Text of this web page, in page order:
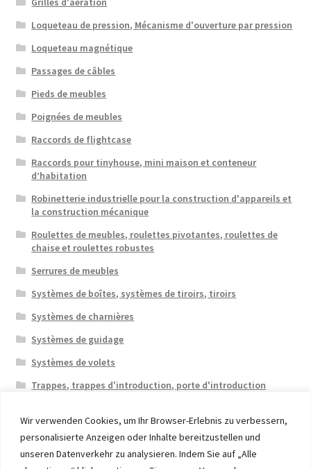
Wir verwenden Cookies, um Ihr Browser-Erlebnis zu verbessern,
personalisierte Anzeigen oder Inhalte bereitzustellen und
unseren Datenverkehr zu analysieren. Indem Sie auf „Alle
Loqueteau de pression, Mécanisme d'ouverture par pression
Loqueteau magnétique
Passages de câbles
Pieds de meubles
Poignées de meubles
Raccords de flightcase
Raccords pour tinyhouse, mini maison et conteneur
d’habitation
Robinetterie industrielle pour la construction d'appareils et
la construction mécanique
Roulettes de meubles, roulettes pivotantes, roulettes de
chaise et roulettes robustes
Serrures de meubles
Systèmes de boîtes, systèmes de tiroirs, tiroirs
Systèmes de charnières
Systèmes de guidage
Systèmes de volets
Trappes, trappes d'introduction, porte d'introduction